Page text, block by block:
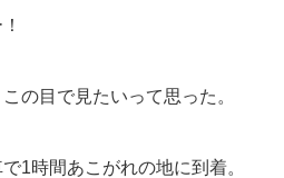
の目で見たいって思った。
1時間あこがれの地に到着。